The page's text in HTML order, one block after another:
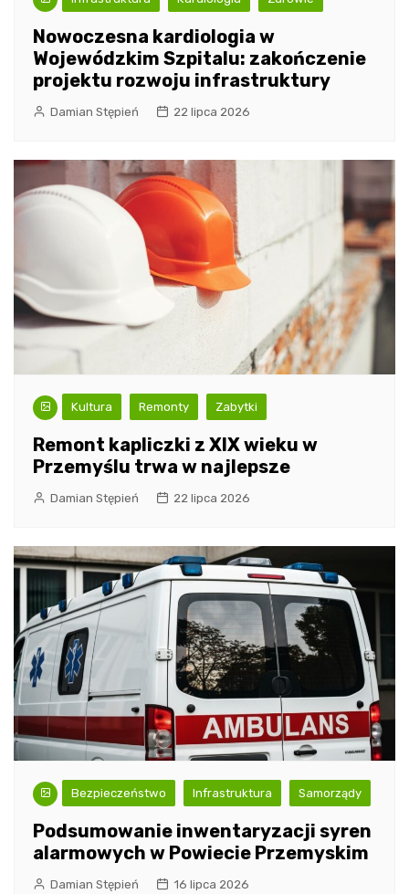
Nowoczesna kardiologia w
Wojewódzkim Szpitalu: zakończenie
projektu rozwoju infrastruktury
Damian Stępień 22 lipca 2026
Kultura Remonty Zabytki
Remont kapliczki z XIX wieku w
Przemyślu trwa w najlepsze
Damian Stępień 22 lipca 2026
Bezpieczeństwo Infrastruktura Samorządy
Podsumowanie inwentaryzacji syren
alarmowych w Powiecie Przemyskim
Damian Stępień 16 lipca 2026